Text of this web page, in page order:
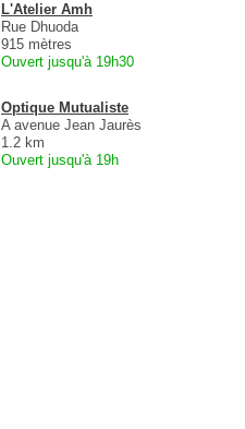
L'Atelier Amh
Rue Dhuoda
915 mètres
Ouvert jusqu'à 19h30
Optique Mutualiste
A avenue Jean Jaurès
1.2 km
Ouvert jusqu'à 19h